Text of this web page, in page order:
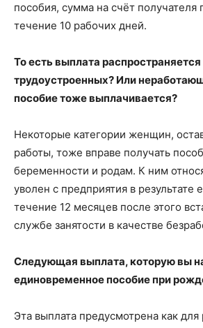
пособия, сумма на счёт получателя
течение 10 рабочих дней.
То есть выплата
трудоустроенных? Или
пособие тоже выплачивается?
Некоторые категории женщин,
работы, тоже вправе получать
беременности и родам. К ним
уволен с предприятия в результате
течение 12 месяцев после этого
службе занятости в качестве
Следующая выплата, которую вы
единовременное пособие при
Эта выплата предусмотрена как